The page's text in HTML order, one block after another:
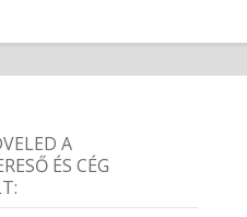
A
ÉS CÉG